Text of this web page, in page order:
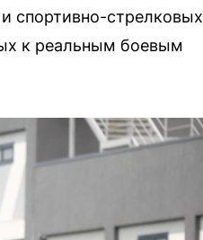
спортивно-стрелковых
к реальным боевым